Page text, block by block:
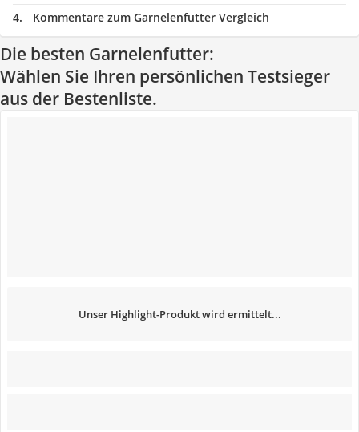
Kommentare zum Garnelenfutter Vergleich
Die besten Garnelenfutter:
Wählen Sie Ihren persönlichen Testsieger
aus der Bestenliste.
Unser Highlight-Produkt wird ermittelt...